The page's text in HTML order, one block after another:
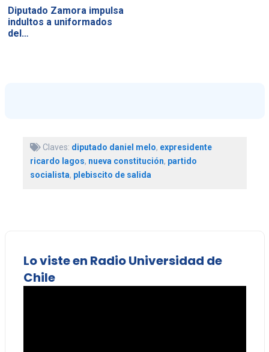
Diputado Zamora impulsa
indultos a uniformados
del…
Claves: diputado daniel melo, expresidente
ricardo lagos, nueva constitución, partido
socialista, plebiscito de salida
Lo viste en Radio Universidad de
Chile